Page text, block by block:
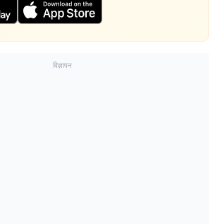
विज्ञापन